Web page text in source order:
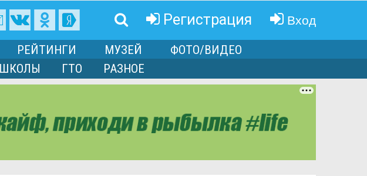
Регистрация Вход
РЕЙТИНГИ МУЗЕЙ
ФОТО/ВИДЕО
ШКОЛЫ ГТО РАЗНОЕ